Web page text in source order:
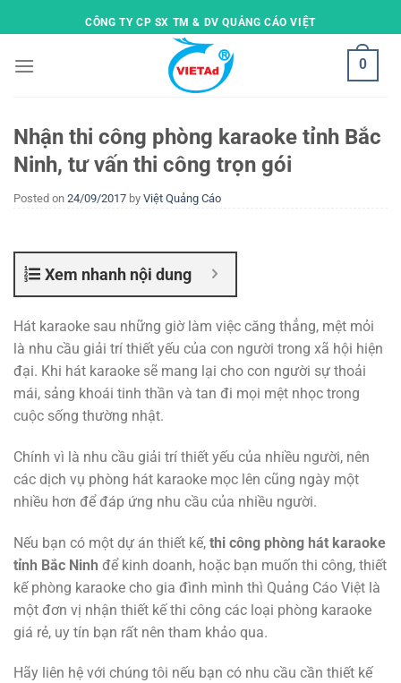
to
CÔNG TY CP SX TM & DV QUẢNG CÁO VIỆT
0
Nhận thi công phòng karaoke tỉnh Bắc
Ninh, tư vấn thi công trọn gói
Posted on 24/09/2017 by Việt Quảng Cáo
Xem nhanh nội dung
Hát karaoke sau những giờ làm việc căng thẳng, mệt mỏi
là nhu cầu giải trí thiết yếu của con người trong xã hội hiện
đại. Khi hát karaoke sẽ mang lại cho con người sự thoải
mái, sảng khoái tinh thần và tan đi mọi mệt nhọc trong
cuộc sống thường nhật.
Chính vì là nhu cầu giải trí thiết yếu của nhiều người, nên
các dịch vụ phòng hát karaoke mọc lên cũng ngày một
nhiều hơn để đáp ứng nhu cầu của nhiều người.
Nếu bạn có một dự án thiết kế, thi công phòng hát karaoke
tỉnh Bắc Ninh để kinh doanh, hoặc bạn muốn thi công, thiết
kế phòng karaoke cho gia đình mình thì Quảng Cáo Việt là
một đơn vị nhận thiết kế thi công các loại phòng karaoke
giá rẻ, uy tín bạn rất nên tham khảo qua.
Hãy liên hệ với chúng tôi nếu bạn có nhu cầu cần thiết kế